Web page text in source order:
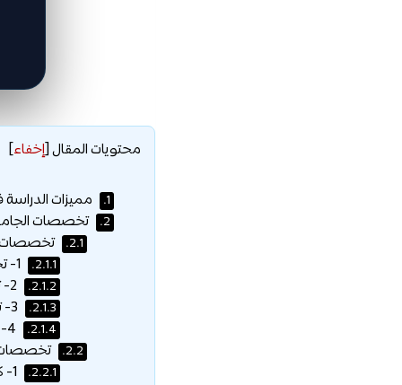
محتويات المقال[إخفاء]
1. مميزات
2. تخصصات
2.1. تخصصات
2.1.1.
2.1.2.
2.1.3.
2.1.4.
2.2. تخصصات
2.2.1.